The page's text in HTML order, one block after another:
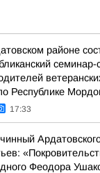
районе
Республике
17:33
Феодора